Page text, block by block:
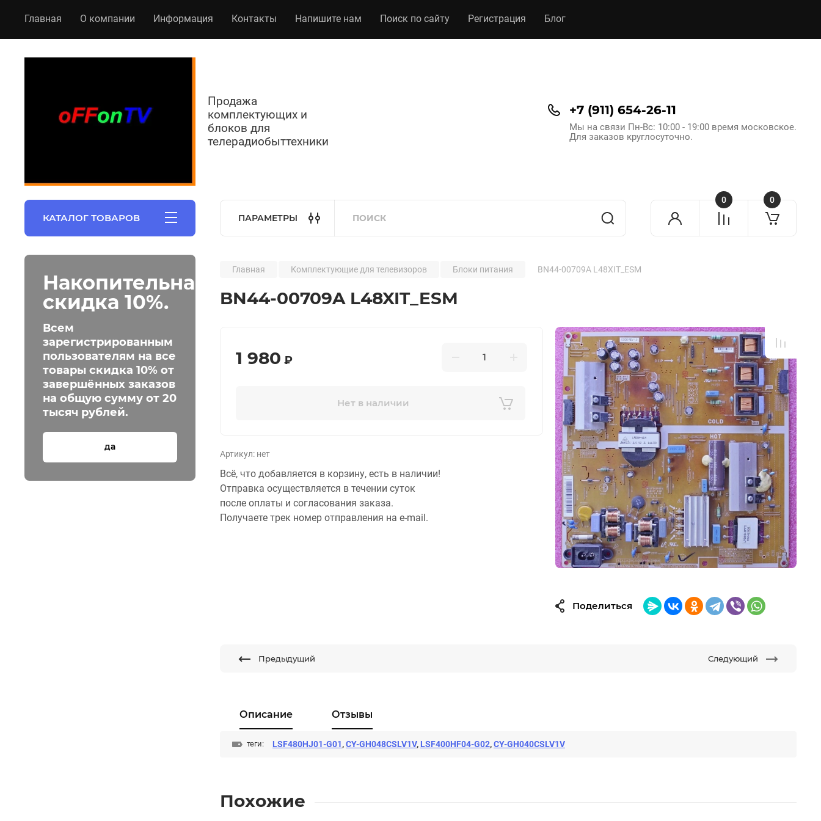
Главная О компании Информация Контакты Напишите нам Поиск по сайту Регистрация Блог
Продажа
комплектующих и
блоков для
телерадиобыттехники
+7 (911) 654-26-11
Мы на связи Пн-Вс: 10:00 - 19:00 время московское.
Для заказов круглосуточно.
КАТАЛОГ ТОВАРОВ ПАРАМЕТРЫ
0 0
Накопительная
скидка 10%.
Всем
зарегистрированным
пользователям на все
товары скидка 10% от
завершённых заказов
на общую сумму от 20
тысяч рублей.
да
Главная Комплектующие для телевизоров Блоки питания BN44-00709A L48XIT_ESM
BN44-00709A L48XIT_ESM
1 980 ₽
Нет в наличии
Артикул: нет
Всё, что добавляется в корзину, есть в наличии!
Отправка осуществляется в течении суток
после оплаты и согласования заказа.
Получаете трек номер отправления на e-mail.
Поделиться
Предыдущий Следующий
Описание Отзывы
теги: LSF480HJ01-G01,CY-GH048CSLV1V, LSF400HF04-G02,CY-GH040CSLV1V
Похожие